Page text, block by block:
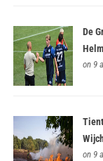
De
on 9
on 9